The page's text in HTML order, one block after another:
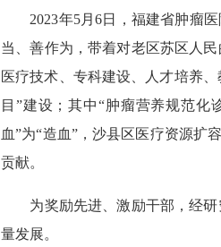
2023年5月6日，福建省肿瘤医
当、善作为，带着对老区苏区人
医疗技术、专科建设、人才培养
目”建设；其中“肿瘤营养规范化
血”为“造血”，沙县区医疗资源扩
贡献。
为奖励先进、激励干部，经研
量发展。